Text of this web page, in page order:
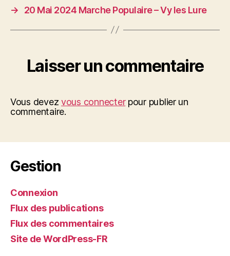
→
20 Mai 2024 Marche Populaire – Vy les Lure
Laisser un commentaire
Vous devezvous connecterpour publier un
commentaire.
Gestion
Connexion
Flux des publications
Flux des commentaires
Site de WordPress-FR